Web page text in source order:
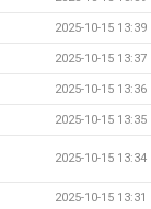
2025-10-15 13:39
2025-10-15 13:37
2025-10-15 13:36
2025-10-15 13:35
2025-10-15 13:34
2025-10-15 13:31